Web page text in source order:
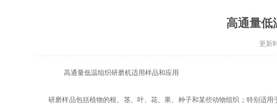
高通量低
更新
高通量低温组织研磨机适用样品和应用
研磨样品包括植物的根、茎、叶、花、果、种子和某些动物组织；特别适用